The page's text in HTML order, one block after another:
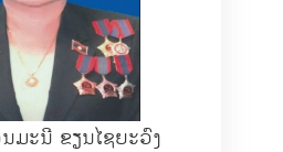
ມະນີ ຂຽນໄຊຍະວົງ